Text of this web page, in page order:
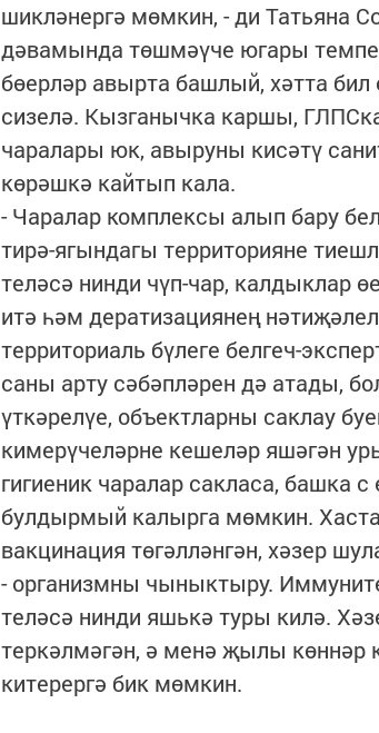
шикләнергә мөмкин, - ди Татьяна
дәвамында төшмәүче югары
бөерләр авырта башлый, хәтта
сизелә. Кызганычка каршы,
чаралары юк, авыруны кисәтү
көрәшкә кайтып кала.
- Чаралар комплексы алып бару
тирә-ягындагы территорияне
теләсә нинди чүп-чар, калдыклар
итә һәм дератизациянең
территориаль бүлеге белгеч-
саны арту сәбәпләрен дә атады,
үткәрелүе, объектларны саклау
кимерүчеләрне кешеләр яшәгән
гигиеник чаралар сакласа, башка
булдырмый калырга мөмкин.
вакцинация төгәлләнгән, хәзер
- организмны чыныктыру.
теләсә нинди яшькә туры килә.
теркәлмәгән, ә менә җылы көннәр
китерергә бик мөмкин.